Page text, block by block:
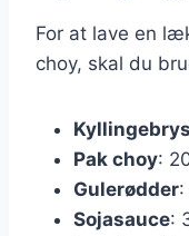
For at lave en
choy, skal du
Pak choy:
Gulerødder
Sojasauce: